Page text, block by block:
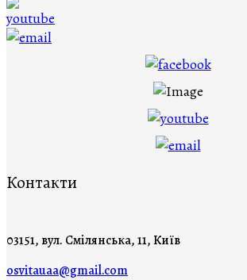
Контакти
03151, вул. Смілянська, 11, Київ
osvitauaa@gmail.com